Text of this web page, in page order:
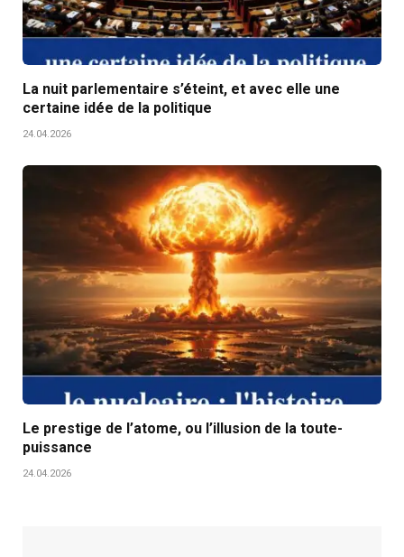
La nuit parlementaire s’éteint, et avec elle une
certaine idée de la politique
24.04.2026
Le prestige de l’atome, ou l’illusion de la toute-
puissance
24.04.2026